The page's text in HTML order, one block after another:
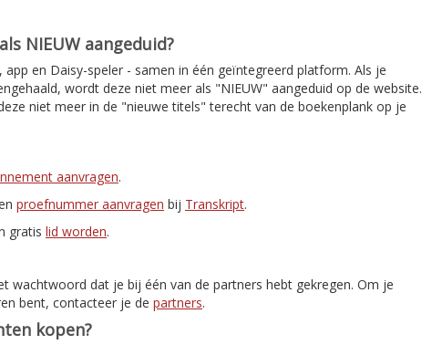
NIEUW aangeduid?
en Daisy-speler - samen in één geïntegreerd platform. Als je
wordt deze niet meer als "NIEUW" aangeduid op de website.
niet meer in de "nieuwe titels" terecht van de boekenplank op je
aanvragen.
proefnummer aanvragen bij Transkript.
gratis lid worden.
wachtwoord dat je bij één van de partners hebt gekregen. Om je
bent, contacteer je de partners.
kopen?